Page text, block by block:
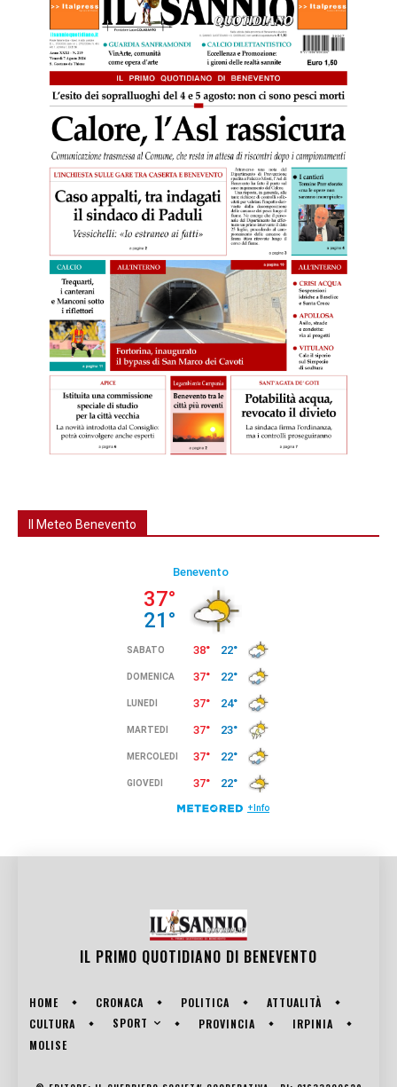
Il Meteo Benevento
IL PRIMO QUOTIDIANO DI BENEVENTO
HOME CRONACA POLITICA
ATTUALITÀ
CULTURA
SPORT PROVINCIA
IRPINIA
MOLISE